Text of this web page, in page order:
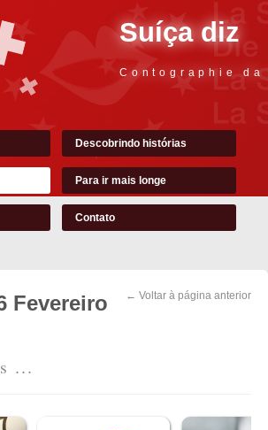
Suíça diz
Contographie
Descobrindo histórias
Para ir mais longe
Contato
← Voltar à página anterior
Fevereiro
...